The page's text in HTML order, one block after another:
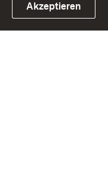
Link zum Landesportal
Akzeptieren